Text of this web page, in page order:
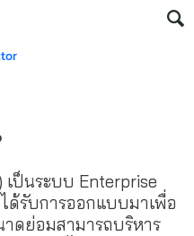
เป็นระบบ Enterprise
ด้รับการออกแบบมาเพื่อ
ดย่อมสามารถบริหาร